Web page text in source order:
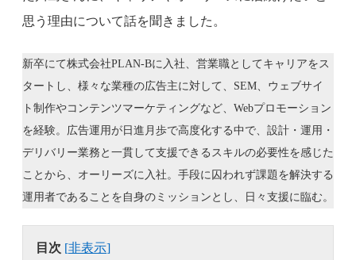
思う理由について話を聞きました。
新卒にて株式会社PLAN-Bに入社、営業職としてキャリアをス
タートし、様々な業種の広告主に対して、SEM、ウェブサイ
ト制作やコンテンツマーケティングなど、Webプロモーション
を経験。広告運用が日進月歩で高度化する中で、設計・運用・
デリバリー業務と一貫して支援できるスキルの必要性を感じた
ことから、オーリーズに入社。手段に囚われず課題を解決する
運用者であることを自身のミッションとし、日々支援に臨む。
目次 [非表示]